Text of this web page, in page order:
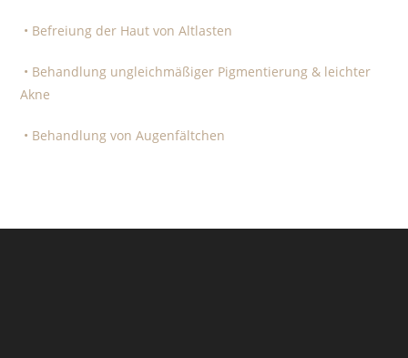
• Befreiung der Haut von Altlasten
• Behandlung ungleichmäßiger Pigmentierung & leichter
Akne
• Behandlung von Augenfältchen